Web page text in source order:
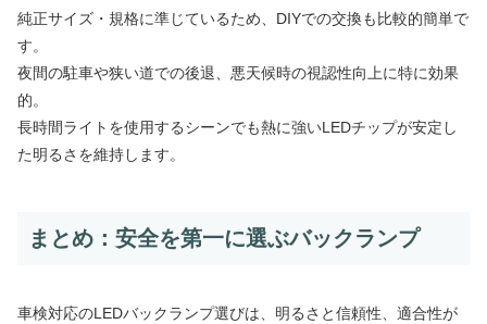
純正サイズ・規格に準じているため、DIYでの交換も比較的簡単で
す。
夜間の駐車や狭い道での後退、悪天候時の視認性向上に特に効果
的。
長時間ライトを使用するシーンでも熱に強いLEDチップが安定し
た明るさを維持します。
まとめ：安全を第一に選ぶバックランプ
車検対応のLEDバックランプ選びは、明るさと信頼性、適合性が